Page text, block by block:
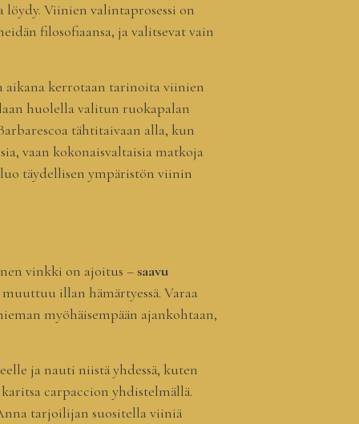
Viinien valintaprosessi on
filosofiaansa, ja valitsevat vain
aikana kerrotaan tarinoita viinien
huolella valitun ruokapalan
tähtitaivaan alla, kun
vaan kokonaisvaltaisia matkoja
täydellisen ympäristön viinin
vinkki on ajoitus –saavu
illan hämärtyessä. Varaa
myöhäisempään ajankohtaan,
ja nauti niistä yhdessä, kuten
carpaccion yhdistelmällä.
tarjoilijan suositella viiniä